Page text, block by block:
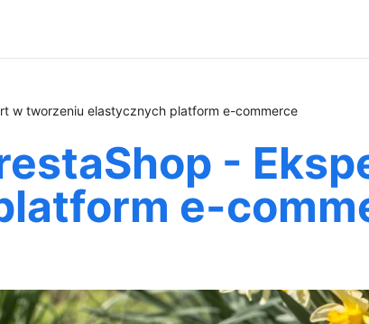
w tworzeniu elastycznych platform e-commerce
-
e-